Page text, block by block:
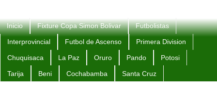
Inicio Fixture Copa Simon Bolivar Futbolistas
Interprovincial Futbol de Ascenso Primera Division
Chuquisaca La Paz Oruro Pando Potosi
Tarija Beni Cochabamba Santa Cruz